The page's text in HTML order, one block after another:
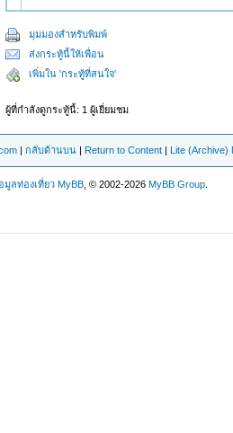
มุมมองสำหรับพิมพ์
ส่งกระทู้นี้ให้เพื่อน
เพิ่มใน 'กระทู้ที่สนใจ'
ผู้ที่กำลังดูกระทู้นี้: 1 ผู้เยี่ยมชม
|กลับด้านบน | Return to Content | Lite (Archive)
มูลท่องเที่ยว MyBB , © 2002-2026MyBB Group